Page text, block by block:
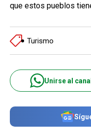
que estos pueblos
Turismo
Unirse al